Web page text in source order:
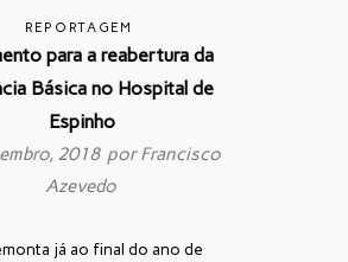
REPORTAGEM
para a reabertura da
Básica no Hospital de
Espinho
2018 porFrancisco
Azevedo
já ao final do ano de